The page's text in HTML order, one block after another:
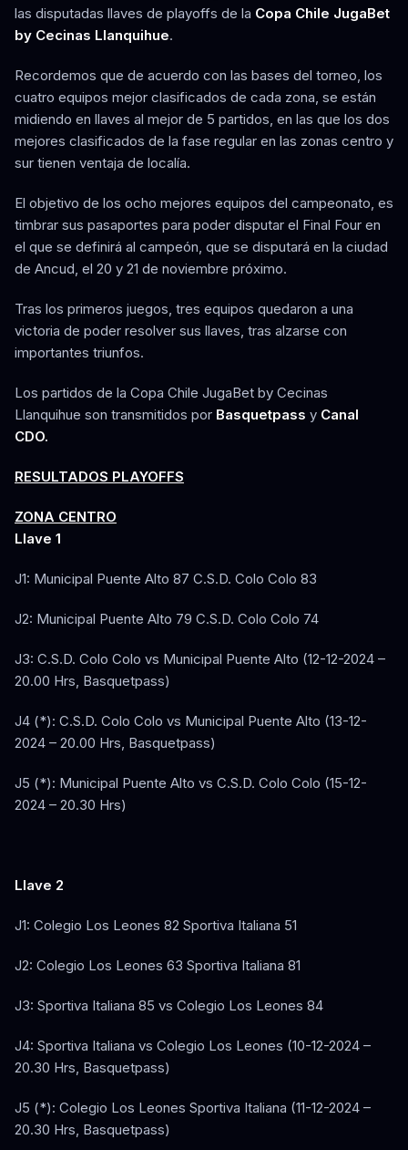
las disputadas llaves de playoffs de la Copa Chile JugaBet
by Cecinas Llanquihue.
Recordemos que de acuerdo con las bases del torneo, los
cuatro equipos mejor clasificados de cada zona, se están
midiendo en llaves al mejor de 5 partidos, en las que los dos
mejores clasificados de la fase regular en las zonas centro y
sur tienen ventaja de localía.
El objetivo de los ocho mejores equipos del campeonato, es
timbrar sus pasaportes para poder disputar el Final Four en
el que se definirá al campeón, que se disputará en la ciudad
de Ancud, el 20 y 21 de noviembre próximo.
Tras los primeros juegos, tres equipos quedaron a una
victoria de poder resolver sus llaves, tras alzarse con
importantes triunfos.
Los partidos de la Copa Chile JugaBet by Cecinas
Llanquihue son transmitidos por Basquetpass y Canal
CDO.
RESULTADOS PLAYOFFS
ZONA CENTRO
Llave 1
J1: Municipal Puente Alto 87 C.S.D. Colo Colo 83
J2: Municipal Puente Alto 79 C.S.D. Colo Colo 74
J3: C.S.D. Colo Colo vs Municipal Puente Alto (12-12-2024 –
20.00 Hrs, Basquetpass)
J4 (*): C.S.D. Colo Colo vs Municipal Puente Alto (13-12-
2024 – 20.00 Hrs, Basquetpass)
J5 (*): Municipal Puente Alto vs C.S.D. Colo Colo (15-12-
2024 – 20.30 Hrs)
Llave 2
J1: Colegio Los Leones 82 Sportiva Italiana 51
J2: Colegio Los Leones 63 Sportiva Italiana 81
J3: Sportiva Italiana 85 vs Colegio Los Leones 84
J4: Sportiva Italiana vs Colegio Los Leones (10-12-2024 –
20.30 Hrs, Basquetpass)
J5 (*): Colegio Los Leones Sportiva Italiana (11-12-2024 –
20.30 Hrs, Basquetpass)